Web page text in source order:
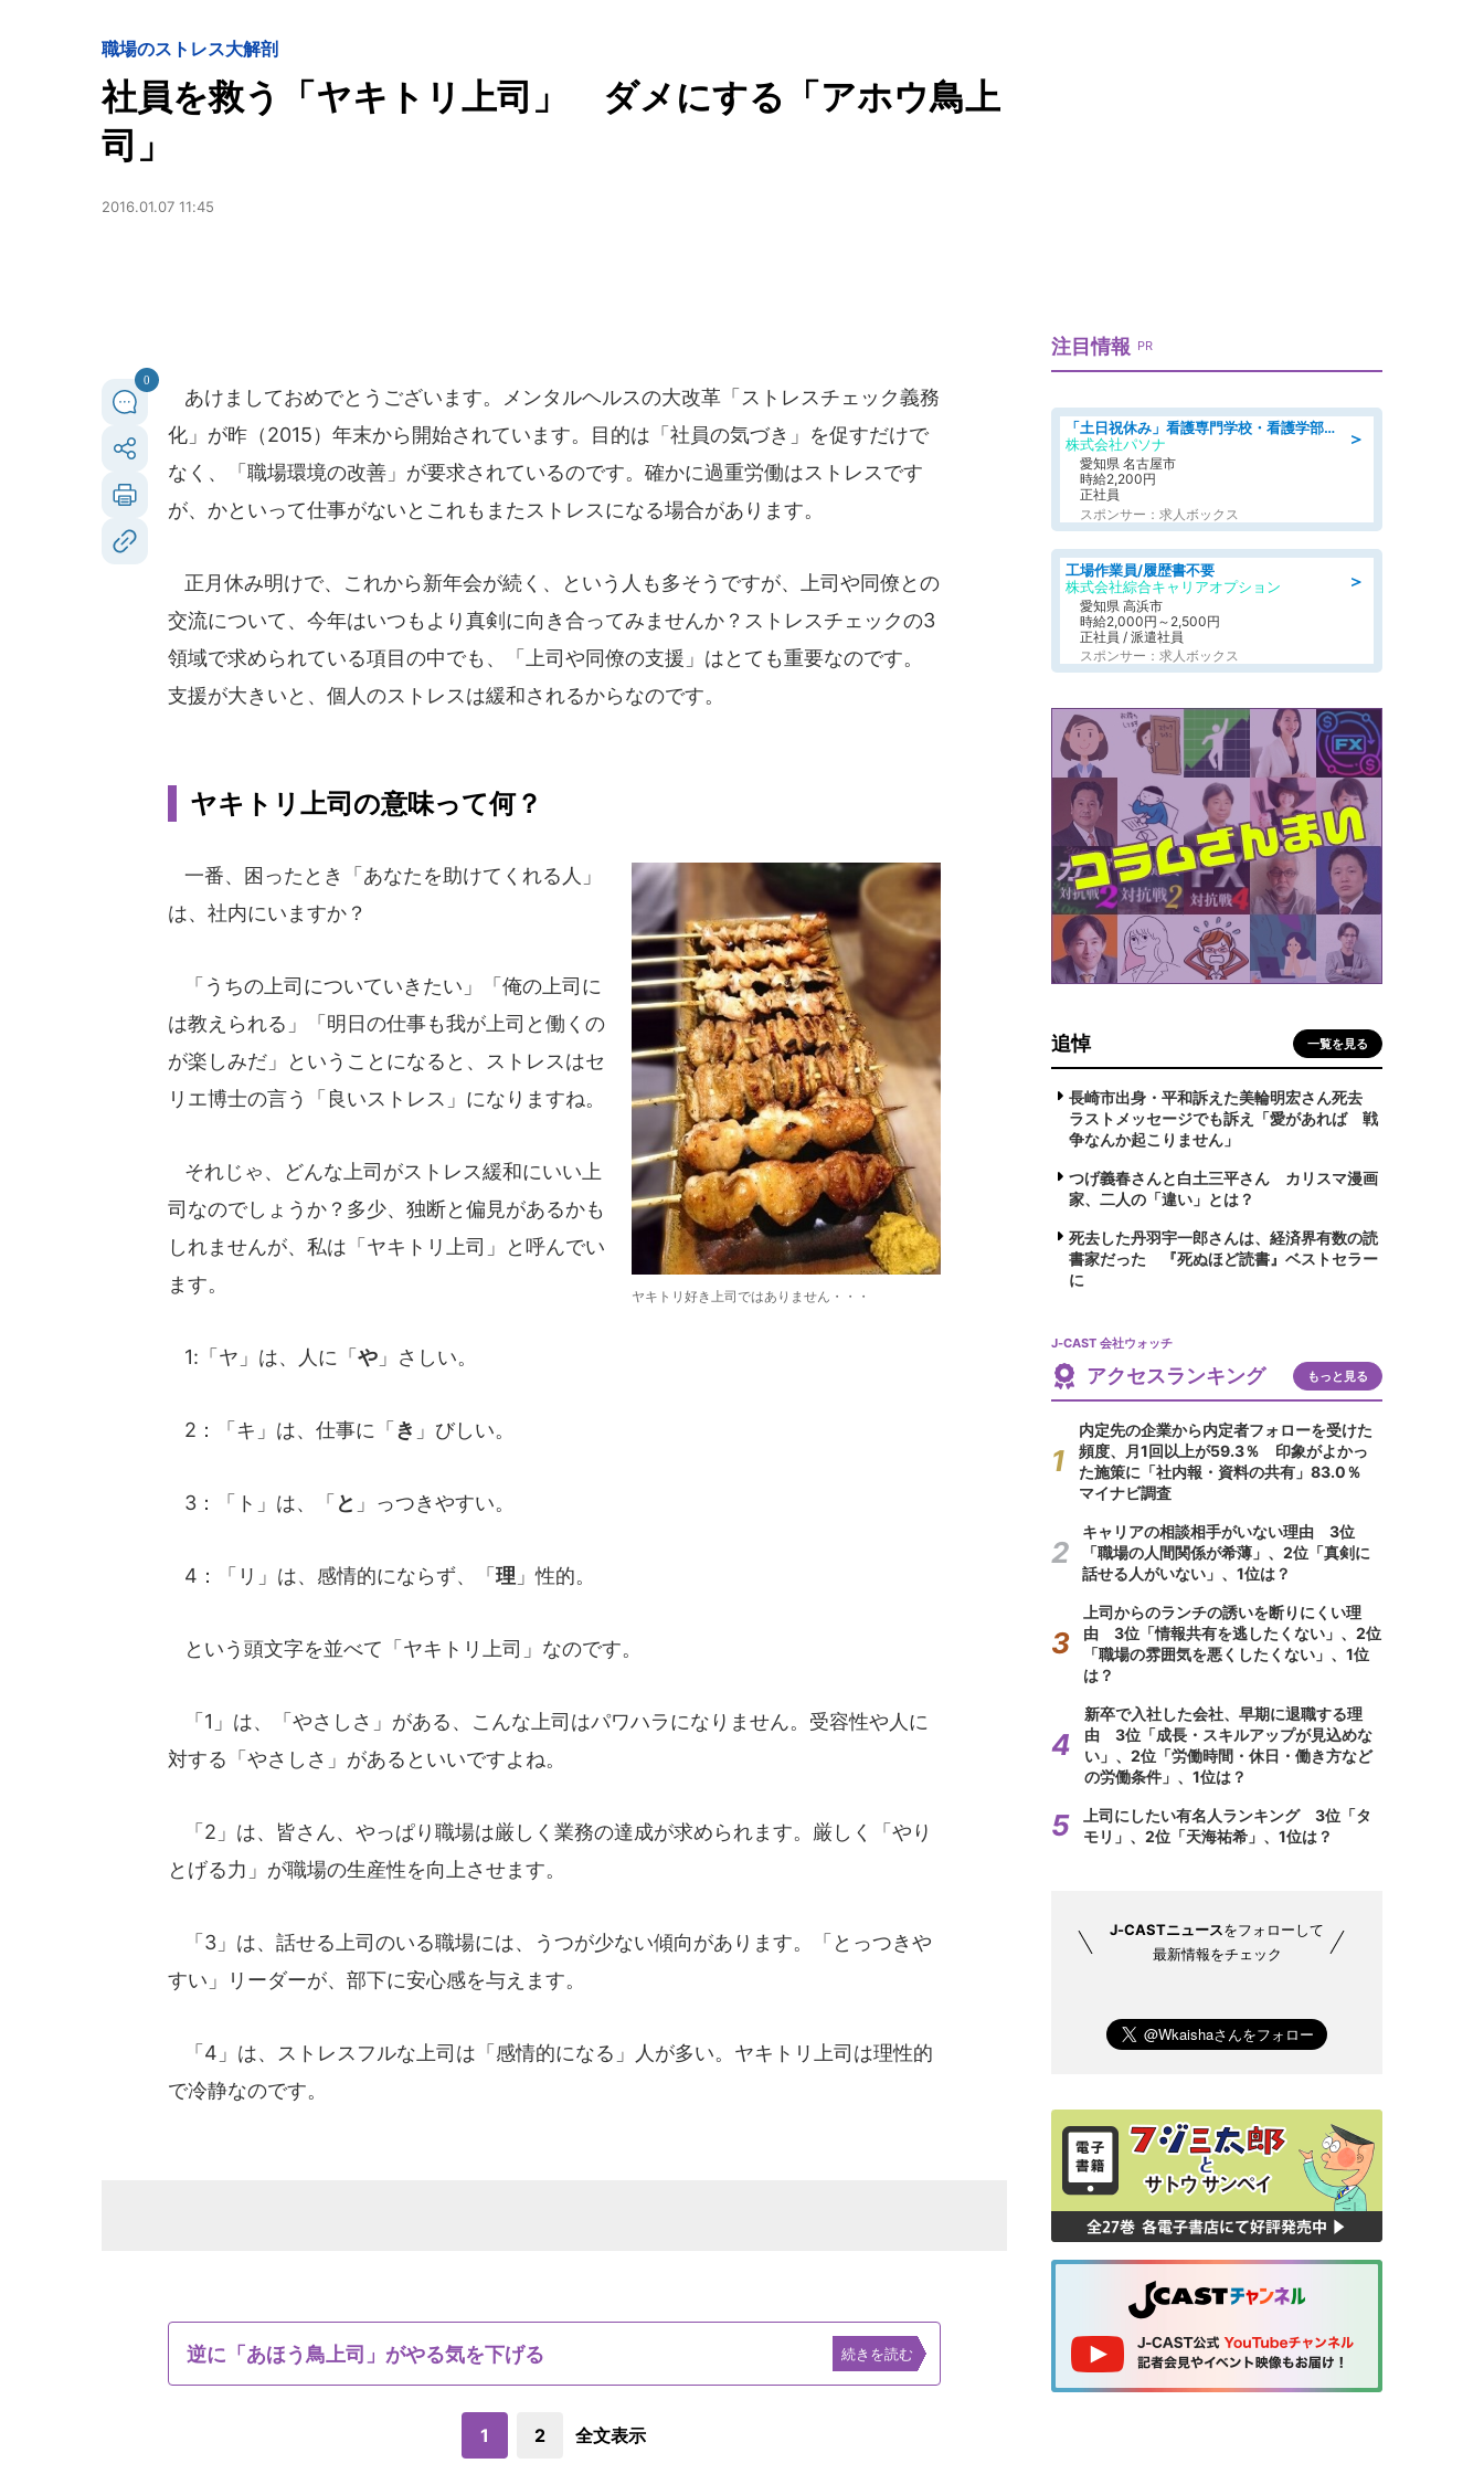
職場のストレス大解剖
社員を救う「ヤキトリ上司」 ダメにする「アホウ鳥上
司」
2016.01.07 11:45
0
あけましておめでとうございます。メンタルヘルスの大改革「ストレスチェック義務
化」が昨（2015）年末から開始されています。目的は「社員の気づき」を促すだけで
なく、「職場環境の改善」が要求されているのです。確かに過重労働はストレスです
が、かといって仕事がないとこれもまたストレスになる場合があります。
正月休み明けで、これから新年会が続く、という人も多そうですが、上司や同僚との
交流について、今年はいつもより真剣に向き合ってみませんか？ストレスチェックの3
領域で求められている項目の中でも、「上司や同僚の支援」はとても重要なのです。
支援が大きいと、個人のストレスは緩和されるからなのです。
ヤキトリ上司の意味って何？
ヤキトリ好き上司ではありません・・・
一番、困ったとき「あなたを助けてくれる人」
は、社内にいますか？
「うちの上司についていきたい」「俺の上司に
は教えられる」「明日の仕事も我が上司と働くの
が楽しみだ」ということになると、ストレスはセ
リエ博士の言う「良いストレス」になりますね。
それじゃ、どんな上司がストレス緩和にいい上
司なのでしょうか？多少、独断と偏見があるかも
しれませんが、私は「ヤキトリ上司」と呼んでい
ます。
1:「ヤ」は、人に「 や 」さしい。
2：「キ」は、仕事に「 き 」びしい。
3：「ト」は、「 と 」っつきやすい。
4：「リ」は、感情的にならず、「 理 」性的。
という頭文字を並べて「ヤキトリ上司」なのです。
「1」は、「やさしさ」がある、こんな上司はパワハラになりません。受容性や人に
対する「やさしさ」があるといいですよね。
「2」は、皆さん、やっぱり職場は厳しく業務の達成が求められます。厳しく「やり
とげる力」が職場の生産性を向上させます。
「3」は、話せる上司のいる職場には、うつが少ない傾向があります。「とっつきや
すい」リーダーが、部下に安心感を与えます。
「4」は、ストレスフルな上司は「感情的になる」人が多い。ヤキトリ上司は理性的
で冷静なのです。
逆に「あほう鳥上司」がやる気を下げる 続きを読む
1 2 全文表示
注目情報 PR
＞
「土日祝休み」看護専門学校・看護学部での教員業務/高時給/要資格:保健師、正看護師
株式会社パソナ
愛知県 名古屋市
時給2,200円
正社員
スポンサー：求人ボックス
＞
工場作業員/履歴書不要
株式会社綜合キャリアオプション
愛知県 高浜市
時給2,000円～2,500円
正社員 / 派遣社員
スポンサー：求人ボックス
追悼 一覧を見る
長崎市出身・平和訴えた美輪明宏さん死去
ラストメッセージでも訴え「愛があれば 戦
争なんか起こりません」
つげ義春さんと白土三平さん カリスマ漫画
家、二人の「違い」とは？
死去した丹羽宇一郎さんは、経済界有数の読
書家だった 『死ぬほど読書』ベストセラー
に
J-CAST 会社ウォッチ
アクセスランキング もっと見る
内定先の企業から内定者フォローを受けた
頻度、月1回以上が59.3％ 印象がよかっ
た施策に「社内報・資料の共有」83.0％
マイナビ調査
キャリアの相談相手がいない理由 3位
「職場の人間関係が希薄」、2位「真剣に
話せる人がいない」、1位は？
上司からのランチの誘いを断りにくい理
由 3位「情報共有を逃したくない」、2位
「職場の雰囲気を悪くしたくない」、1位
は？
新卒で入社した会社、早期に退職する理
由 3位「成長・スキルアップが見込めな
い」、2位「労働時間・休日・働き方など
の労働条件」、1位は？
上司にしたい有名人ランキング 3位「タ
モリ」、2位「天海祐希」、1位は？
J-CASTニュースをフォローして
最新情報をチェック